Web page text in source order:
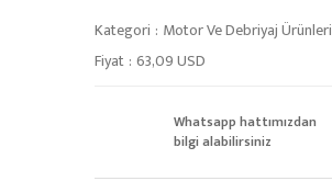
Kategori Motor Ve Debriyaj Ürünleri
Fiyat 63,09 USD
Whatsapp hattımızdan
bilgi alabilirsiniz